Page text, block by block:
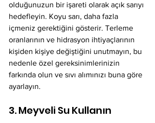
olduğunuzun bir işareti olarak açık sarıyı
hedefleyin. Koyu sarı, daha fazla
içmeniz gerektiğini gösterir. Terleme
oranlarının ve hidrasyon ihtiyaçlarının
kişiden kişiye değiştiğini unutmayın, bu
nedenle özel gereksinimlerinizin
farkında olun ve sıvı alımınızı buna göre
ayarlayın.
3. Meyveli Su Kullanın